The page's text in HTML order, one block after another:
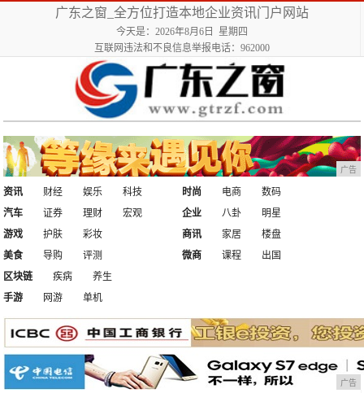
广东之窗_全方位打造本地企业资讯门户网站
今天是：2026年8月6日 星期四
互联网违法和不良信息举报电话：962000
广告
资讯 财经 娱乐
科技
汽车
证券 理财 宏观
时尚 电商
数码
企业
八卦
明星
游戏
护肤
彩妆
美食
导购 评测
商讯 家居
楼盘
微商
课程
出国
区块链
疾病
养生
手游
网游 单机
广告